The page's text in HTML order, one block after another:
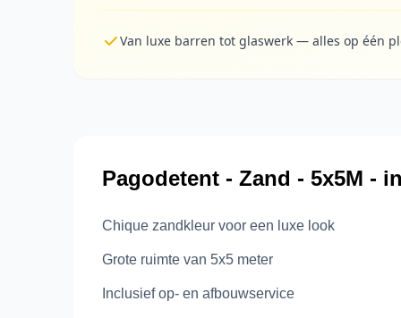
Van luxe barren tot glaswerk — alles op één
Pagodetent - Zand - 5x5M -
Chique zandkleur voor een luxe look
Grote ruimte van 5x5 meter
Inclusief op- en afbouwservice